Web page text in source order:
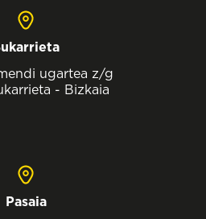
ugartea z/g
- Bizkaia
Pasaia